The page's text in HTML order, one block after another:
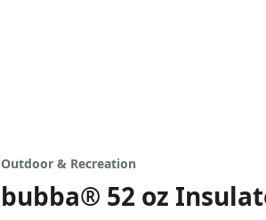
Outdoor & Recreation
bubba® 52 oz